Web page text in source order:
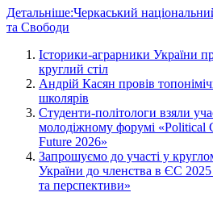
Детальніше:Черкаський
та Свободи
Історики-аграрники України
круглий стіл
Андрій Касян провів
школярів
Студенти-політологи взяли
молодіжному форумі «Political
Future 2026»
Запрошуємо до участі у
України до членства в ЄС
та перспективи»